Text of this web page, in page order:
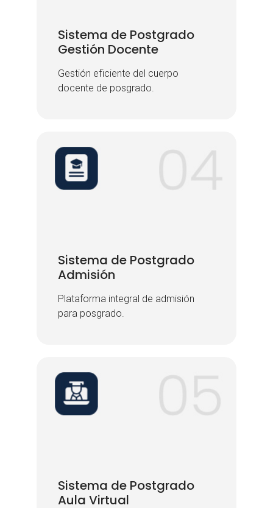
Sistema de Postgrado
Gestión Docente
Gestión eficiente del cuerpo
docente de posgrado.
Sistema de Postgrado
Gestión Docente
Gestión eficiente del cuerpo
docente de posgrado.
Sistema de Postgrado
Admisión
Plataforma integral de admisión
para posgrado.
Sistema de Postgrado
Admisión
Plataforma integral de admisión
para posgrado.
Sistema de Postgrado
Aula Virtual
Sistema de Postgrado
Aula Virtual